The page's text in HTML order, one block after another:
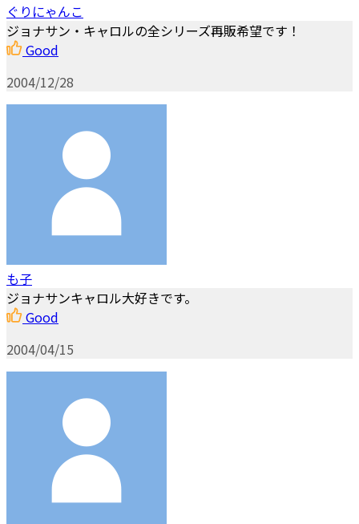
ぐりにゃんこ
ジョナサン・キャロルの全シリーズ再販希望です！
Good
2004/12/28
も子
ジョナサンキャロル大好きです。
Good
2004/04/15